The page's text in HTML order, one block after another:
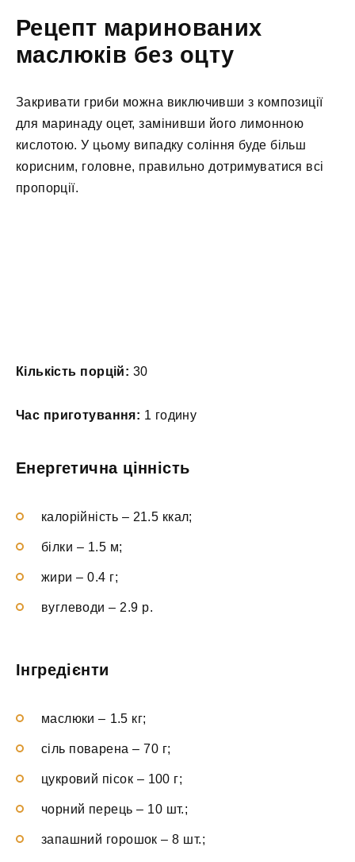
Рецепт маринованих
маслюків без оцту
Закривати гриби можна виключивши з композиції
для маринаду оцет, замінивши його лимонною
кислотою. У цьому випадку соління буде більш
корисним, головне, правильно дотримуватися всі
пропорції.
Кількість порцій: 30
Час приготування: 1 годину
Енергетична цінність
калорійність – 21.5 ккал;
білки – 1.5 м;
жири – 0.4 г;
вуглеводи – 2.9 р.
Інгредієнти
маслюки – 1.5 кг;
сіль поварена – 70 г;
цукровий пісок – 100 г;
чорний перець – 10 шт.;
запашний горошок – 8 шт.;